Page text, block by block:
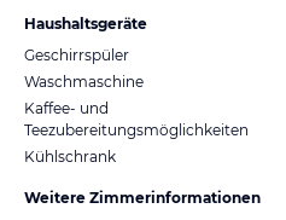
Haushaltsgeräte
Geschirrspüler
Waschmaschine
Kaffee- und
Teezubereitungsmöglichkeiten
Kühlschrank
Weitere Zimmerinformationen